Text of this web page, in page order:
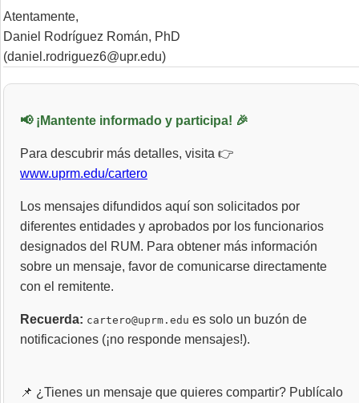
Atentamente,
Daniel Rodríguez Román, PhD
(daniel.rodriguez6@upr.edu)
📢 ¡Mantente informado y participa! 🎉
Para descubrir más detalles, visita 👉
www.uprm.edu/cartero
Los mensajes difundidos aquí son solicitados por
diferentes entidades y aprobados por los funcionarios
designados del RUM. Para obtener más información
sobre un mensaje, favor de comunicarse directamente
con el remitente.
Recuerda: cartero@uprm.edu es solo un buzón de
notificaciones (¡no responde mensajes!).
📌 ¿Tienes un mensaje que quieres compartir? Publícalo